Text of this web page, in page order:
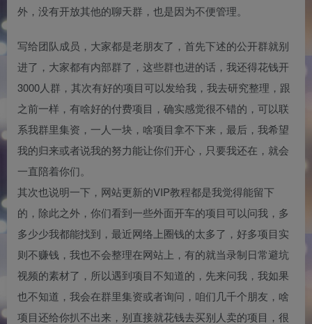
外，没有开放其他的聊天群，也是因为不便管理。
写给团队成员，大家都是老朋友了，首先下述的公开群就别
进了，大家都有内部群了，这些群也进的话，我还得花钱开
3000人群，其次有好的项目可以发给我，我去研究整理，跟
之前一样，有啥好的付费项目，确实感觉很不错的，可以联
系我群里集资，一人一块，啥项目拿不下来，最后，我希望
我的归来或者说我的努力能让你们开心，只要我还在，就会
一直陪着你们。
其次也说明一下，网站更新的VIP教程都是我觉得能留下
的，除此之外，你们看到一些外面开车的项目可以问我，多
多少少我都能找到，最近网络上圈钱的太多了，好多项目实
则不赚钱，我也不会整理在网站上，有的就当录制日常避坑
视频的素材了，所以遇到项目不知道的，先来问我，我如果
也不知道，我会在群里集资或者询问，咱们几千个朋友，啥
项目还给你扒不出来，别直接就花钱去买别人卖的项目，很